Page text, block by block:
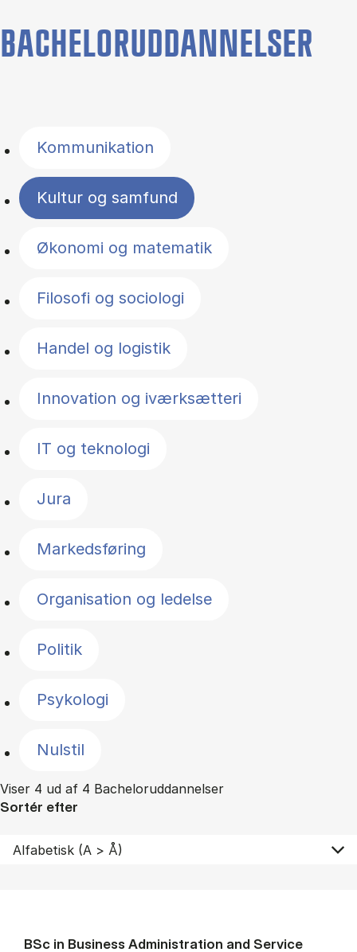
BACHELORUDDANNELSER
Kommunikation
Kultur og samfund
Økonomi og matematik
Filosofi og sociologi
Handel og logistik
Innovation og iværksætteri
IT og teknologi
Jura
Markedsføring
Organisation og ledelse
Politik
Psykologi
Nulstil
Viser 4 ud af 4 Bacheloruddannelser
Sortér efter
BSc in Busi­ness Ad­min­is­tra­tion and Ser­vice